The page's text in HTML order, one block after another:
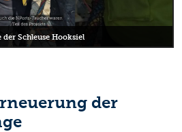
Schleuse Hooksiel
der